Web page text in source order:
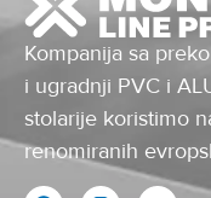
Kompanija sa
i ugradnji PVC i
stolarije koristimo
renomiranih